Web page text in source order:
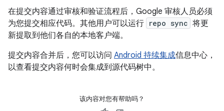
在提交内容通过审核和验证流程后，Google 审核人员必须
为您提交相应代码。其他用户可以运行 repo sync 将更
新提取到他们各自的本地客户端。
提交内容合并后，您可以访问 Android 持续集成信息中心，
以查看提交内容何时会集成到源代码树中。
该内容对您有帮助吗？